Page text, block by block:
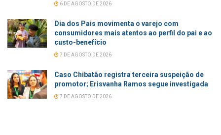
6 DE AGOSTO DE 2026
Dia dos Pais movimenta o varejo com
consumidores mais atentos ao perfil do pai e ao
custo-benefício
7 DE AGOSTO DE 2026
Caso Chibatão registra terceira suspeição de
promotor; Erisvanha Ramos segue investigada
7 DE AGOSTO DE 2026